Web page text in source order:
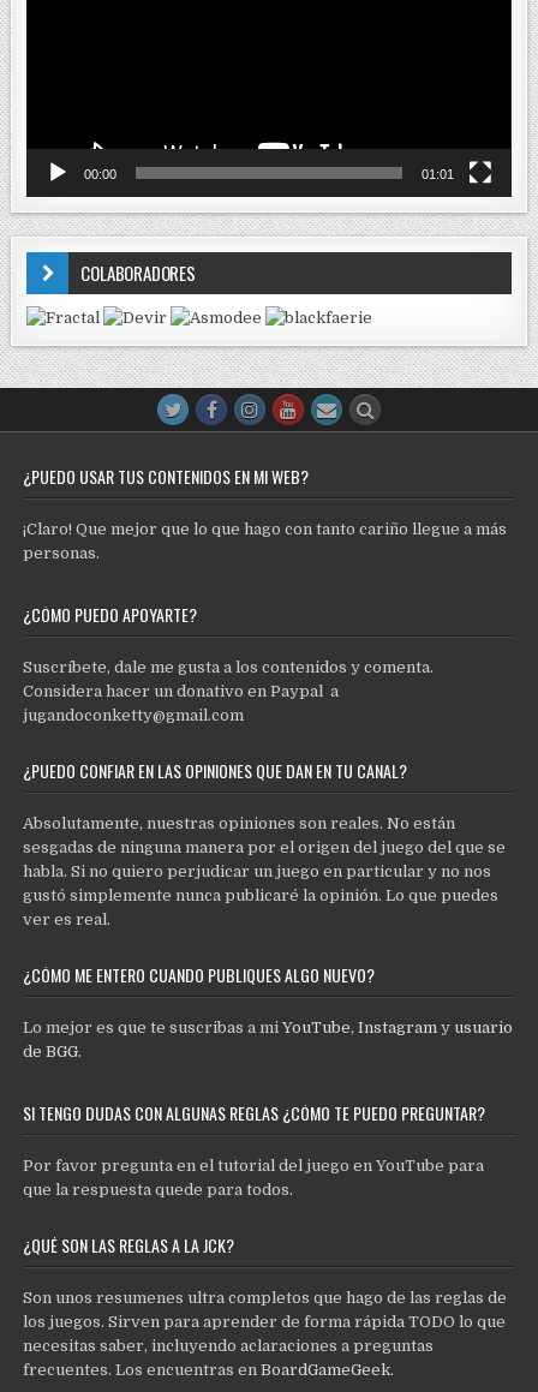
00:00 01:01
COLABORADORES
¿PUEDO USAR TUS CONTENIDOS EN MI WEB?
¡Claro! Que mejor que lo que hago con tanto cariño llegue a más
personas.
¿CÓMO PUEDO APOYARTE?
Suscríbete, dale me gusta a los contenidos y comenta.
Considera hacer un donativo en Paypal a
jugandoconketty@gmail.com
¿PUEDO CONFIAR EN LAS OPINIONES QUE DAN EN TU CANAL?
Absolutamente, nuestras opiniones son reales. No están
sesgadas de ninguna manera por el origen del juego del que se
habla. Si no quiero perjudicar un juego en particular y no nos
gustó simplemente nunca publicaré la opinión. Lo que puedes
ver es real.
¿CÓMO ME ENTERO CUANDO PUBLIQUES ALGO NUEVO?
Lo mejor es que te suscribas a miYouTube,Instagram y usuario
de BGG.
SI TENGO DUDAS CON ALGUNAS REGLAS ¿CÓMO TE PUEDO PREGUNTAR?
Por favor pregunta en el tutorial del juego en YouTube para
que la respuesta quede para todos.
¿QUÉ SON LAS REGLAS A LA JCK?
Son unos resumenes ultra completos que hago de las reglas de
los juegos. Sirven para aprender de forma rápida TODO lo que
necesitas saber, incluyendo aclaraciones a preguntas
frecuentes. Los encuentras enBoardGameGeek.